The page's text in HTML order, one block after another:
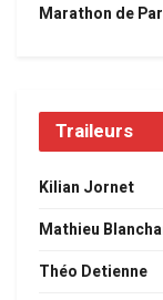
Marathon de
Traileurs
Kilian Jornet
Mathieu
Théo Detienne